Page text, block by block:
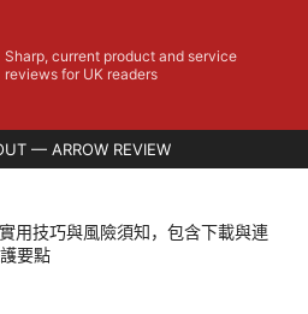
Sharp, current product and service
reviews for UK readers
— ARROW REVIEW
用技巧與風險須知，包含下載與連
要點